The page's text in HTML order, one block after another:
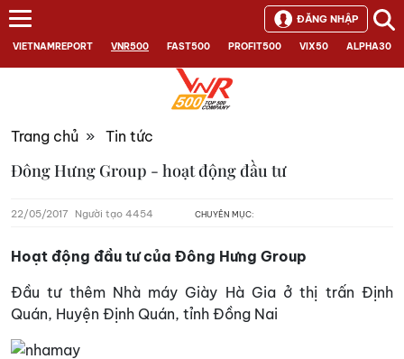
VIETNAMREPORT VNR500 FAST500 PROFIT500 VIX50 ALPHA30
ĐĂNG NHẬP
Trang chủ » Tin tức
Đông Hưng Group - hoạt động đầu tư
22/05/2017 Người tạo 4454 CHUYÊN MỤC:
Hoạt động đầu tư của Đông Hưng Group
Đầu tư thêm Nhà máy Giày Hà Gia ở thị trấn Định
Quán, Huyện Định Quán, tỉnh Đồng Nai